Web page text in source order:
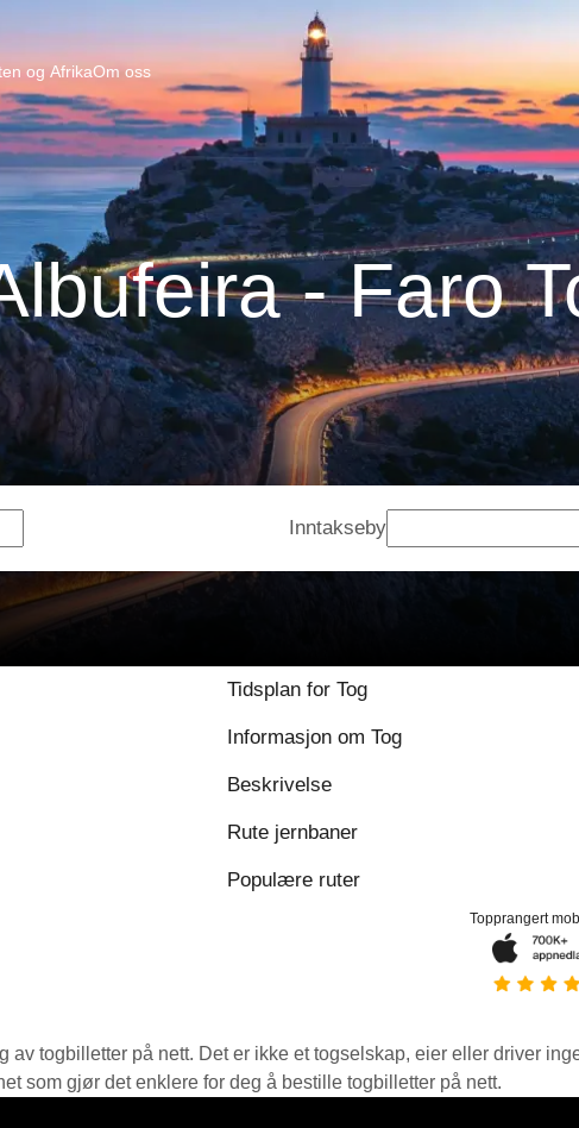
og AfrikaOm oss
- Faro
Inntakseby
Tidsplan for Tog
Informasjon om Tog
Beskrivelse
Rute jernbaner
Populære ruter
Topprangert
togbilletter på nett. Det er ikke et togselskap, eier eller driver
som gjør det enklere for deg å bestille togbilletter på nett.